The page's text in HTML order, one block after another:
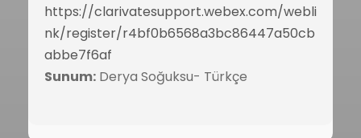
https://clarivatesupport.webex.com/webli
nk/register/r4bf0b6568a3bc86447a50cb
abbe7f6af
Sunum: Derya Soğuksu- Türkçe